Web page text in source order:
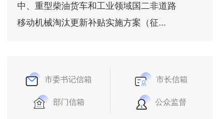
中、重型柴油货车和工业领域国二非道路
移动机械淘汰更新补贴实施方案（征...
市委书记信箱 市长信箱
部门信箱 公众监督